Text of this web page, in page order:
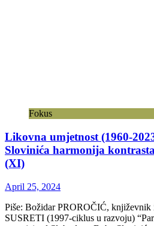
Fokus
Likovna umjetnost (1960-
Slovinića harmonija
(XI)
April 25, 2024
Piše: Božidar PROROČIĆ,
SUSRETI (1997-ciklus u razvoju)